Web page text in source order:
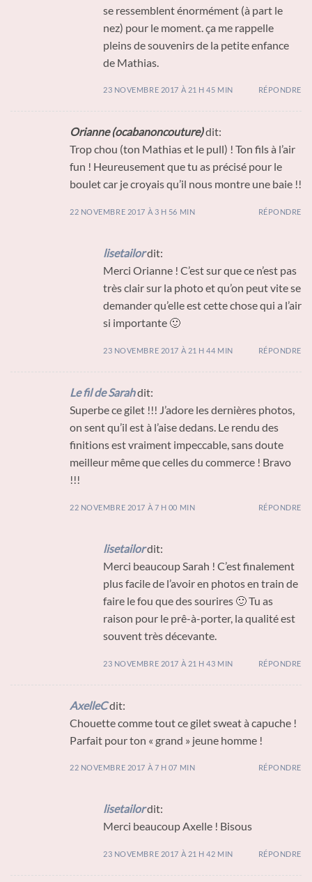
se ressemblent énormément (à part le
nez) pour le moment. ça me rappelle
pleins de souvenirs de la petite enfance
de Mathias.
23 NOVEMBRE 2017 À 21 H 45 MIN RÉPONDRE
Orianne (ocabanoncouture)dit:
Trop chou (ton Mathias et le pull) ! Ton fils à l’air
fun ! Heureusement que tu as précisé pour le
boulet car je croyais qu’il nous montre une baie !!
22 NOVEMBRE 2017 À 3 H 56 MIN RÉPONDRE
lisetailordit:
Merci Orianne ! C’est sur que ce n’est pas
très clair sur la photo et qu’on peut vite se
demander qu’elle est cette chose qui a l’air
si importante 🙂
23 NOVEMBRE 2017 À 21 H 44 MIN RÉPONDRE
Le fil de Sarahdit:
Superbe ce gilet !!! J’adore les dernières photos,
on sent qu’il est à l’aise dedans. Le rendu des
finitions est vraiment impeccable, sans doute
meilleur même que celles du commerce ! Bravo
!!!
22 NOVEMBRE 2017 À 7 H 00 MIN RÉPONDRE
lisetailordit:
Merci beaucoup Sarah ! C’est finalement
plus facile de l’avoir en photos en train de
faire le fou que des sourires 🙂 Tu as
raison pour le prê-à-porter, la qualité est
souvent très décevante.
23 NOVEMBRE 2017 À 21 H 43 MIN RÉPONDRE
AxelleCdit:
Chouette comme tout ce gilet sweat à capuche !
Parfait pour ton « grand » jeune homme !
22 NOVEMBRE 2017 À 7 H 07 MIN RÉPONDRE
lisetailordit:
Merci beaucoup Axelle ! Bisous
23 NOVEMBRE 2017 À 21 H 42 MIN RÉPONDRE